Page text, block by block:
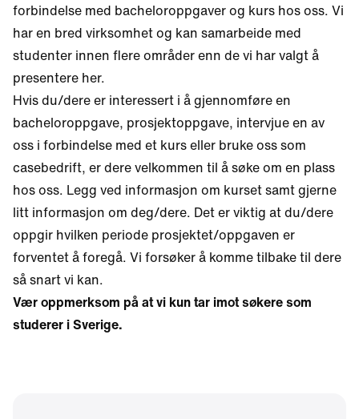
forbindelse med bacheloroppgaver og kurs hos oss. Vi
har en bred virksomhet og kan samarbeide med
studenter innen flere områder enn de vi har valgt å
presentere her.
Hvis du/dere er interessert i å gjennomføre en
bacheloroppgave, prosjektoppgave, intervjue en av
oss i forbindelse med et kurs eller bruke oss som
casebedrift, er dere velkommen til å søke om en plass
hos oss. Legg ved informasjon om kurset samt gjerne
litt informasjon om deg/dere. Det er viktig at du/dere
oppgir hvilken periode prosjektet/oppgaven er
forventet å foregå. Vi forsøker å komme tilbake til dere
så snart vi kan.
Vær oppmerksom på at vi kun tar imot søkere som
studerer i Sverige.